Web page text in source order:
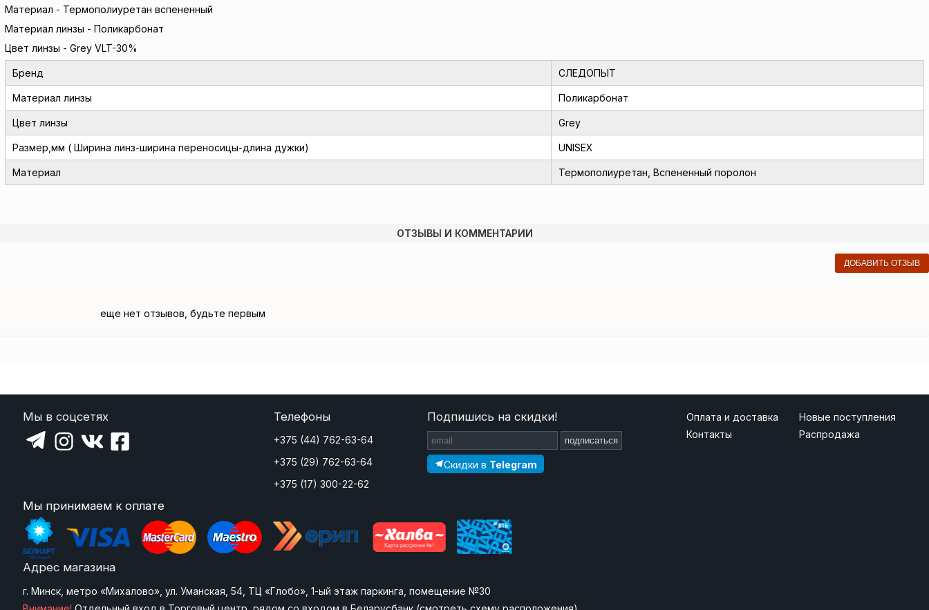
Материал - Термополиуретан вспененный
Материал линзы - Поликарбонат
Цвет линзы - Grey VLT-30%
Бренд СЛЕДОПЫТ
Материал линзы Поликарбонат
Цвет линзы Grey
Размер,мм ( Ширина линз-ширина переносицы-длина дужки) UNISEX
Материал Термополиуретан, Вспененный поролон
ОТЗЫВЫ И КОММЕНТАРИИ
ДОБАВИТЬ ОТЗЫВ
еще нет отзывов, будьте первым
Мы в соцсетях Телефоны
+375 (44) 762-63-64
+375 (29) 762-63-64
+375 (17) 300-22-62
Подпишись на скидки!
подписаться
Скидки в Telegram
Оплата и доставка
Контакты
Новые поступления
Распродажа
Мы принимаем к оплате
Адрес магазина
г. Минск, метро «Михалово», ул. Уманская, 54, ТЦ «Глобо», 1-ый этаж паркинга, помещение №30